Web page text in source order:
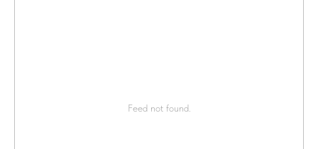
Feed not found.